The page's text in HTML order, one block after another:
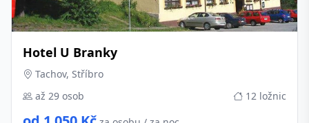
Hotel U Branky
Tachov, Stříbro
až 29 osob
12 ložnic